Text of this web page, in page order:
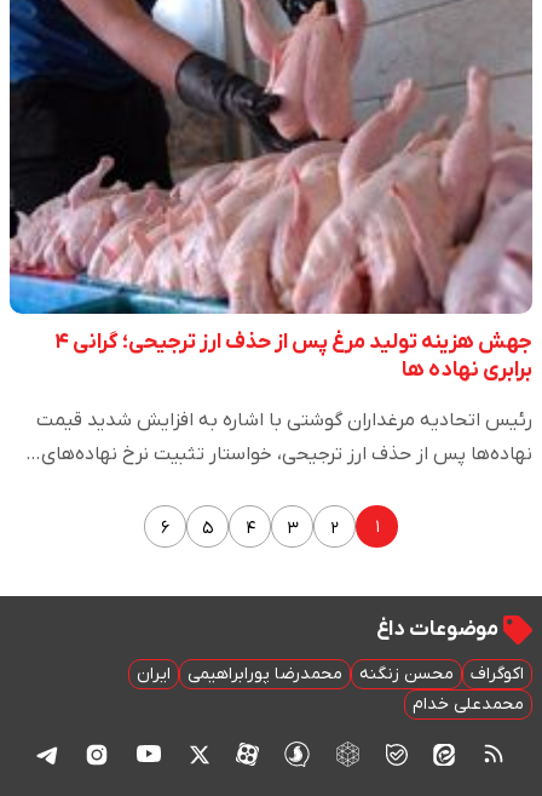
جهش هزینه تولید مرغ پس از حذف ارز ترجیحی؛ گرانی ۴
برابری نهاده ها
رئیس اتحادیه مرغداران گوشتی با اشاره به افزایش شدید قیمت
نهاده‌ها پس از حذف ارز ترجیحی، خواستار تثبیت نرخ نهاده‌های…
۱ ۲ ۳ ۴ ۵ ۶
موضوعات داغ
اکوگراف محسن زنگنه محمدرضا پورابراهیمی
ایران
محمدعلی خدام